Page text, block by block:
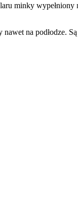
minky wypełniony
na podłodze.